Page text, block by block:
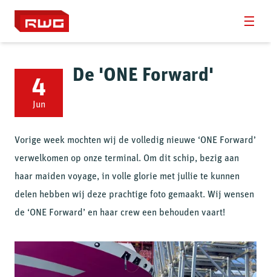
Diensten
Duurzaamheid
Werken bij
Nieuws
Contact
4
Jun
De 'ONE Forward'
Vorige week mochten wij de volledig nieuwe ‘ONE Forward’
verwelkomen op onze terminal. Om dit schip, bezig aan
haar maiden voyage, in volle glorie met jullie te kunnen
delen hebben wij deze prachtige foto gemaakt. Wij wensen
de ‘ONE Forward’ en haar crew een behouden vaart!